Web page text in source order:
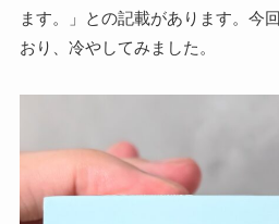
ます。」との記載があります。今
おり、冷やしてみました。